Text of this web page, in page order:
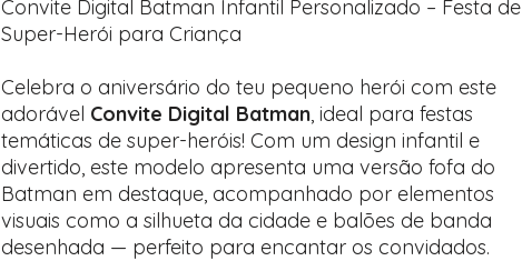
Convite Digital Batman Infantil Personalizado – Festa de
Super-Herói para Criança
Celebra o aniversário do teu pequeno herói com este
adorável Convite Digital Batman, ideal para festas
temáticas de super-heróis! Com um design infantil e
divertido, este modelo apresenta uma versão fofa do
Batman em destaque, acompanhado por elementos
visuais como a silhueta da cidade e balões de banda
desenhada — perfeito para encantar os convidados.